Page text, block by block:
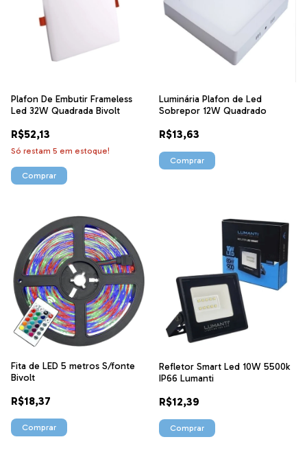
Plafon De Embutir Frameless
Led 32W Quadrada Bivolt
R$52,13
Só restam 5 em estoque!
Comprar
Luminária Plafon de Led
Sobrepor 12W Quadrado
R$13,63
Comprar
Fita de LED 5 metros S/fonte
Bivolt
R$18,37
Comprar
Refletor Smart Led 10W 5500k
IP66 Lumanti
R$12,39